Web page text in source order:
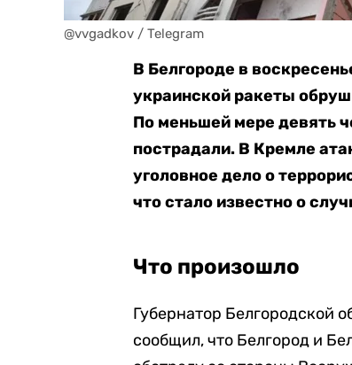
@vvgadkov / Telegram
В Белгороде в
украинской ракеты
По меньшей мере девять
пострадали. В Кремле
уголовное дело о
что стало известно о
Что произошло
Губернатор Белгородской
сообщил, что Белгород и